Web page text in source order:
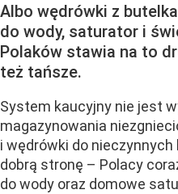
Albo wędrówki z
do wody, saturator i
Polaków stawia na to
też tańsze.
System kaucyjny nie jest
magazynowania
i wędrówki do
dobrą stronę – Polacy
do wody oraz domowe